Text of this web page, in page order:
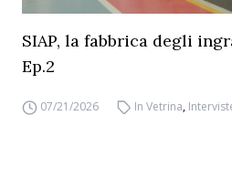
SIAP, la fabbrica degli
Ep.2
07/21/2026 In Vetrina,